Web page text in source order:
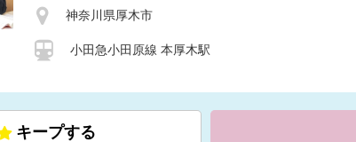
神奈川県厚木市
小田急小田原線 本厚木駅
キープする